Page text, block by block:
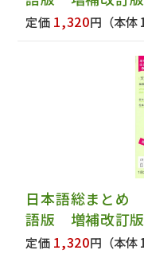
定価 1,320円 （本体
日本語総まと
語版 増補改訂版
定価 1,320円 （本体